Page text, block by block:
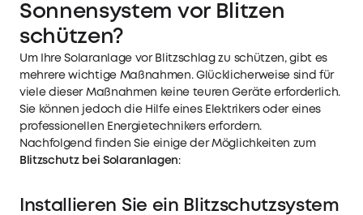
Sonnensystem vor Blitzen
schützen?
Um Ihre Solaranlage vor Blitzschlag zu schützen, gibt es
mehrere wichtige Maßnahmen. Glücklicherweise sind für
viele dieser Maßnahmen keine teuren Geräte erforderlich.
Sie können jedoch die Hilfe eines Elektrikers oder eines
professionellen Energietechnikers erfordern.
Nachfolgend finden Sie einige der Möglichkeiten zum
Blitzschutz bei Solaranlagen:
Installieren Sie ein Blitzschutzsystem